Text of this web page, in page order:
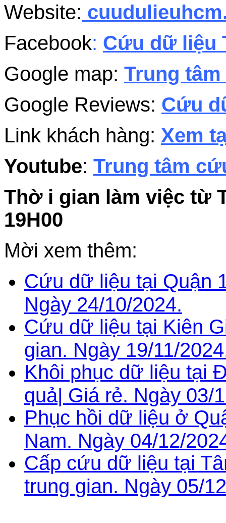
Website:
Facebook: Cứu dữ liệu
Google map: Trung
Google Reviews: Cứu
Link khách hàng: Xem
Youtube: Trung tâm
Thờ i gian làm việc từ
19H00
Mời xem thêm:
Cứu dữ liệu tại Quận
Ngày 24/10/2024.
Cứu dữ liệu tại Kiên
gian. Ngày 19/11/
Khôi phục dữ liệu tại
quả| Giá rẻ. Ngày 03/
Phục hồi dữ liệu ở
Nam. Ngày 04/12/
Cấp cứu dữ liệu tại
trung gian. Ngày 05/